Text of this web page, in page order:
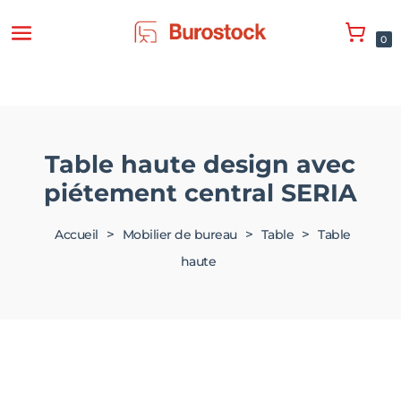
0
Table haute design avec
piétement central SERIA
Accueil > Mobilier de bureau > Table > Table
haute